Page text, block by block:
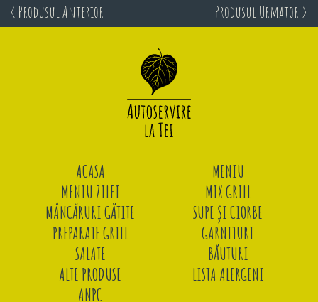
< Produsul Anterior Produsul Urmator >
ACASA
MENIU
MENIU ZILEI
MIX GRILL
MÂNCĂRURI GĂTITE
SUPE ȘI CIORBE
PREPARATE GRILL
GARNITURI
SALATE
BĂUTURI
ALTE PRODUSE
LISTA ALERGENI
ANPC